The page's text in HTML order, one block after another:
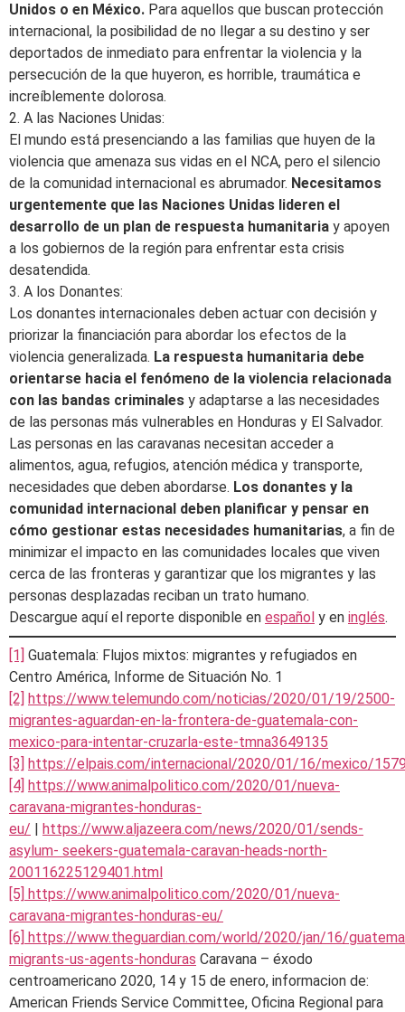
Unidos o en México. Para aquellos que buscan protección
internacional, la posibilidad de no llegar a su destino y ser
deportados de inmediato para enfrentar la violencia y la
persecución de la que huyeron, es horrible, traumática e
increíblemente dolorosa.
2. A las Naciones Unidas:
El mundo está presenciando a las familias que huyen de la
violencia que amenaza sus vidas en el NCA, pero el silencio
de la comunidad internacional es abrumador. Necesitamos
urgentemente que las Naciones Unidas lideren el
desarrollo de un plan de respuesta humanitaria y apoyen
a los gobiernos de la región para enfrentar esta crisis
desatendida.
3. A los Donantes:
Los donantes internacionales deben actuar con decisión y
priorizar la financiación para abordar los efectos de la
violencia generalizada. La respuesta humanitaria debe
orientarse hacia el fenómeno de la violencia relacionada
con las bandas criminales y adaptarse a las necesidades
de las personas más vulnerables en Honduras y El Salvador.
Las personas en las caravanas necesitan acceder a
alimentos, agua, refugios, atención médica y transporte,
necesidades que deben abordarse. Los donantes y la
comunidad internacional deben planificar y pensar en
cómo gestionar estas necesidades humanitarias, a fin de
minimizar el impacto en las comunidades locales que viven
cerca de las fronteras y garantizar que los migrantes y las
personas desplazadas reciban un trato humano.
Descargue aquí el reporte disponible en español y en inglés.
[1] Guatemala: Flujos mixtos: migrantes y refugiados en
Centro América, Informe de Situación No. 1
[2] https://www.telemundo.com/noticias/2020/01/19/2500-
migrantes-aguardan-en-la-frontera-de-guatemala-con-
mexico-para-intentar-cruzarla-este-tmna3649135
[3] https://elpais.com/internacional/2020/01/16/mexico/
[4] https://www.animalpolitico.com/2020/01/nueva-
caravana-migrantes-honduras-
eu/ | https://www.aljazeera.com/news/2020/01/sends-
asylum- seekers-guatemala-caravan-heads-north-
200116225129401.html
[5] https://www.animalpolitico.com/2020/01/nueva-
caravana-migrantes-honduras-eu/
[6] https://www.theguardian.com/world/2020/jan/16/
migrants-us-agents-honduras Caravana – éxodo
centroamericano 2020, 14 y 15 de enero, informacion de:
American Friends Service Committee, Oficina Regional para